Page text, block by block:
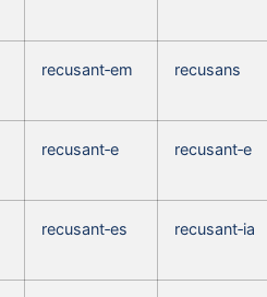
recusant‑em recusans
recusant‑e recusant‑e
recusant‑es recusant‑ia